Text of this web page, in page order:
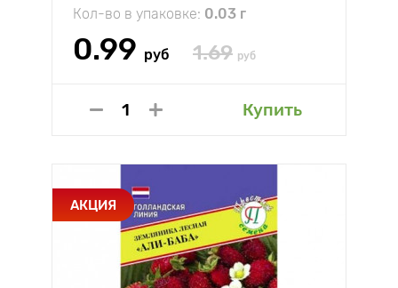
Кол-во в упаковке: 0.03 г
0.99 руб 1.69 руб
Купить
АКЦИЯ